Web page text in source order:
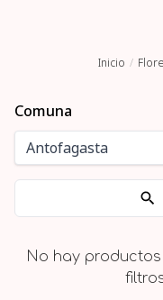
Inicio
Comuna
No hay